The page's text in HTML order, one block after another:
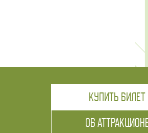
КУПИТЬ БИЛЕТ
ОБ